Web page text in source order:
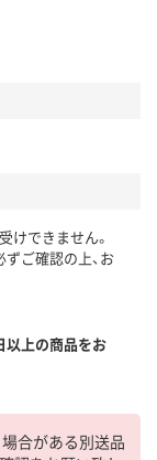
けできません。
ずご確認の上、お
以上の商品をお
合がある別送品